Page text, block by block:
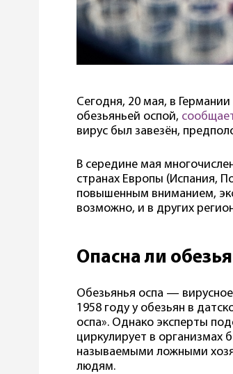
Сегодня, 20 мая, в
обезьяньей оспой,
вирус был завезён,
В середине мая
странах Европы (Испания,
повышенным вниманием,
возможно, и в других
Опасна ли
Обезьянья оспа —
1958 году у обезьян в
оспа». Однако эксперты
циркулирует в организмах
называемыми ложными
людям.